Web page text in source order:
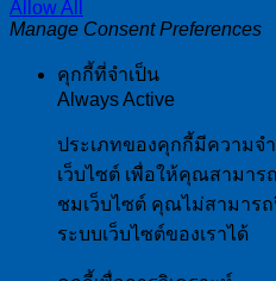
Allow All
Manage Consent Preferences
คุกกี้ที่จำเป็น
Always Active
ประเภทของคุกกี้มีความจ
เว็บไซต์ เพื่อให้คุณสามาร
ชมเว็บไซต์ คุณไม่สามาร
ระบบเว็บไซต์ของเราได้